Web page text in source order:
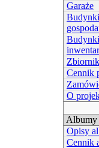
Garaże
Budynki
Budynki
Cennik
O
Albumy
Opisy
Cennik